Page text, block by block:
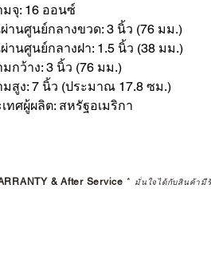
มจุ: 16 ออนซ์
ผ่านศูนย์กลางขวด: 3 นิ้ว (76 มม.)
ผ่านศูนย์กลางฝา: 1.5 นิ้ว (38 มม.)
มกว้าง: 3 นิ้ว (76 มม.)
มสูง: 7 นิ้ว (ประมาณ 17.8 ซม.)
ทศผู้ผลิต: สหรัฐอเมริกา
& After Service * มั่นใจได้กับสินค้ามี